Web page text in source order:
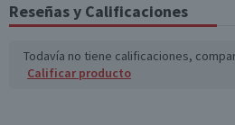
Reseñas y Calificaciones
Todavía no tiene calificaciones,
Calificar producto